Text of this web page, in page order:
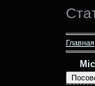
Главная